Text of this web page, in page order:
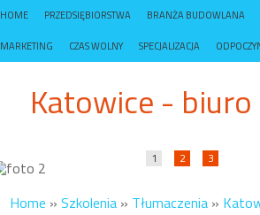
HOME PRZEDSIĘBIORSTWA BRANŻA BUDOWLANA
MARKETING CZAS WOLNY SPECJALIZACJA
Katowice -
1 2 3
Home » Szkolenia » Tłumaczenia »